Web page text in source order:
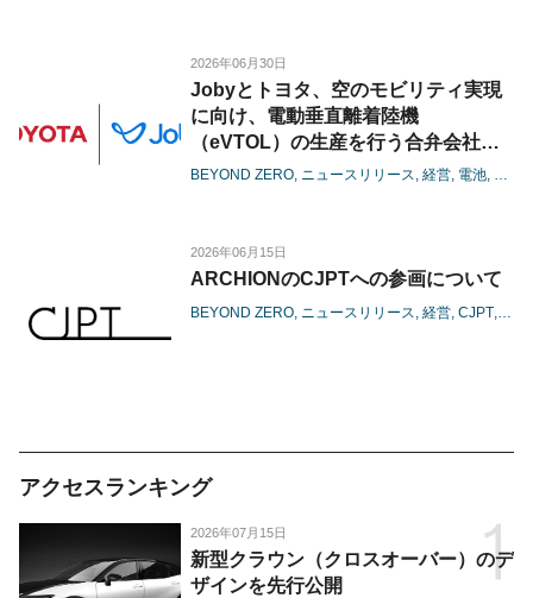
2026年06月30日
Jobyとトヨタ、空のモビリティ実現
に向け、電動垂直離着陸機
（eVTOL）の生産を行う合弁会社の
設立に着手
BEYOND ZERO ニュースリリース 経営 電池 カー
2026年06月15日
ARCHIONのCJPTへの参画について
BEYOND ZERO ニュースリリース 経営 CJPT カー
アクセスランキング
2026年07月15日
新型クラウン（クロスオーバー）のデ
ザインを先行公開